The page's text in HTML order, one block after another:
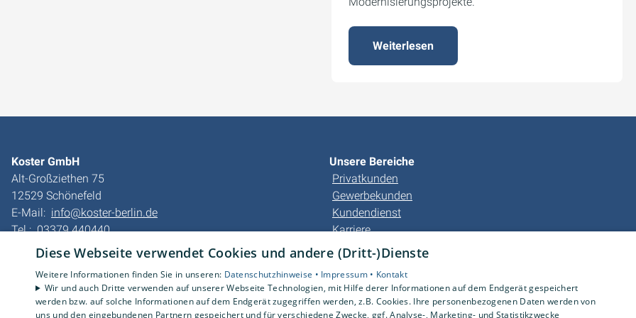
Weiterlesen
Koster GmbH
Alt-Großziethen 75
12529 Schönefeld
E-Mail: info@koster-berlin.de
Tel.: 03379 440440
Impressum
Barrierefreiheitserklärung
Datenschutzerklärung
AGB
Unsere Bereiche
Privatkunden
Gewerbekunden
Kundendienst
Karriere
Unternehmen
Kontakt
Diese Webseite verwendet Cookies und andere (Dritt-)Dienste
Weitere Informationen finden Sie in unseren: Datenschutzhinweise • Impressum • Kontakt
Wir und auch Dritte verwenden auf unserer Webseite Technologien, mit Hilfe derer Informationen auf dem Endgerät gespeichert
werden bzw. auf solche Informationen auf dem Endgerät zugegriffen werden, z.B. Cookies. Ihre personenbezogenen Daten werden von
uns und den eingebundenen Partnern gespeichert und für verschiedene Zwecke, ggf. Analyse-, Marketing- und Statistikzwecke